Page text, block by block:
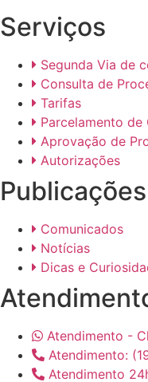
Serviços
Segunda Via de
Consulta de
Tarifas
Parcelamento de
Aprovação de
Autorizações
Publicações
Comunicados
Notícias
Dicas e
Atendimento -
Atendimento:
Atendimento